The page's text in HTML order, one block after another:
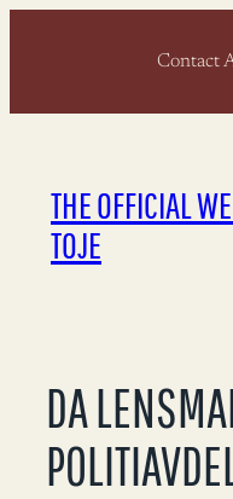
Contact
THE OFFICIAL
TOJE
DA